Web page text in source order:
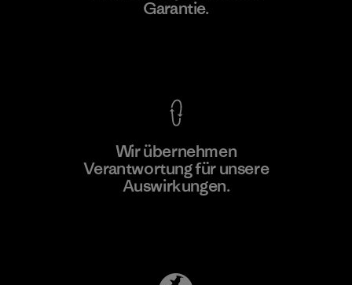
Mehr dazu
Garantie.
Wir übernehmen
Verantwortung für unsere
Auswirkungen.